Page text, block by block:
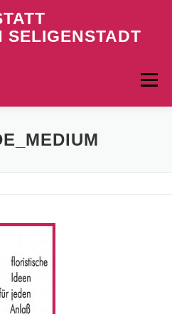
SELIGENSTADT
Menü
DATENSCHUTZ